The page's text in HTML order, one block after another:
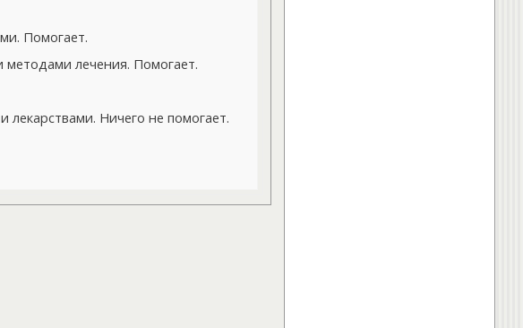
Помогает.
лечения. Помогает.
Ничего не помогает.